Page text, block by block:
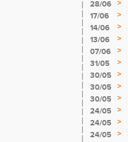
28/06 >
17/06
>
14/06
>
13/06 >
07/06 >
31/05
>
30/05 >
30/05
>
30/05 >
24/05 >
24/05
>
24/05
>